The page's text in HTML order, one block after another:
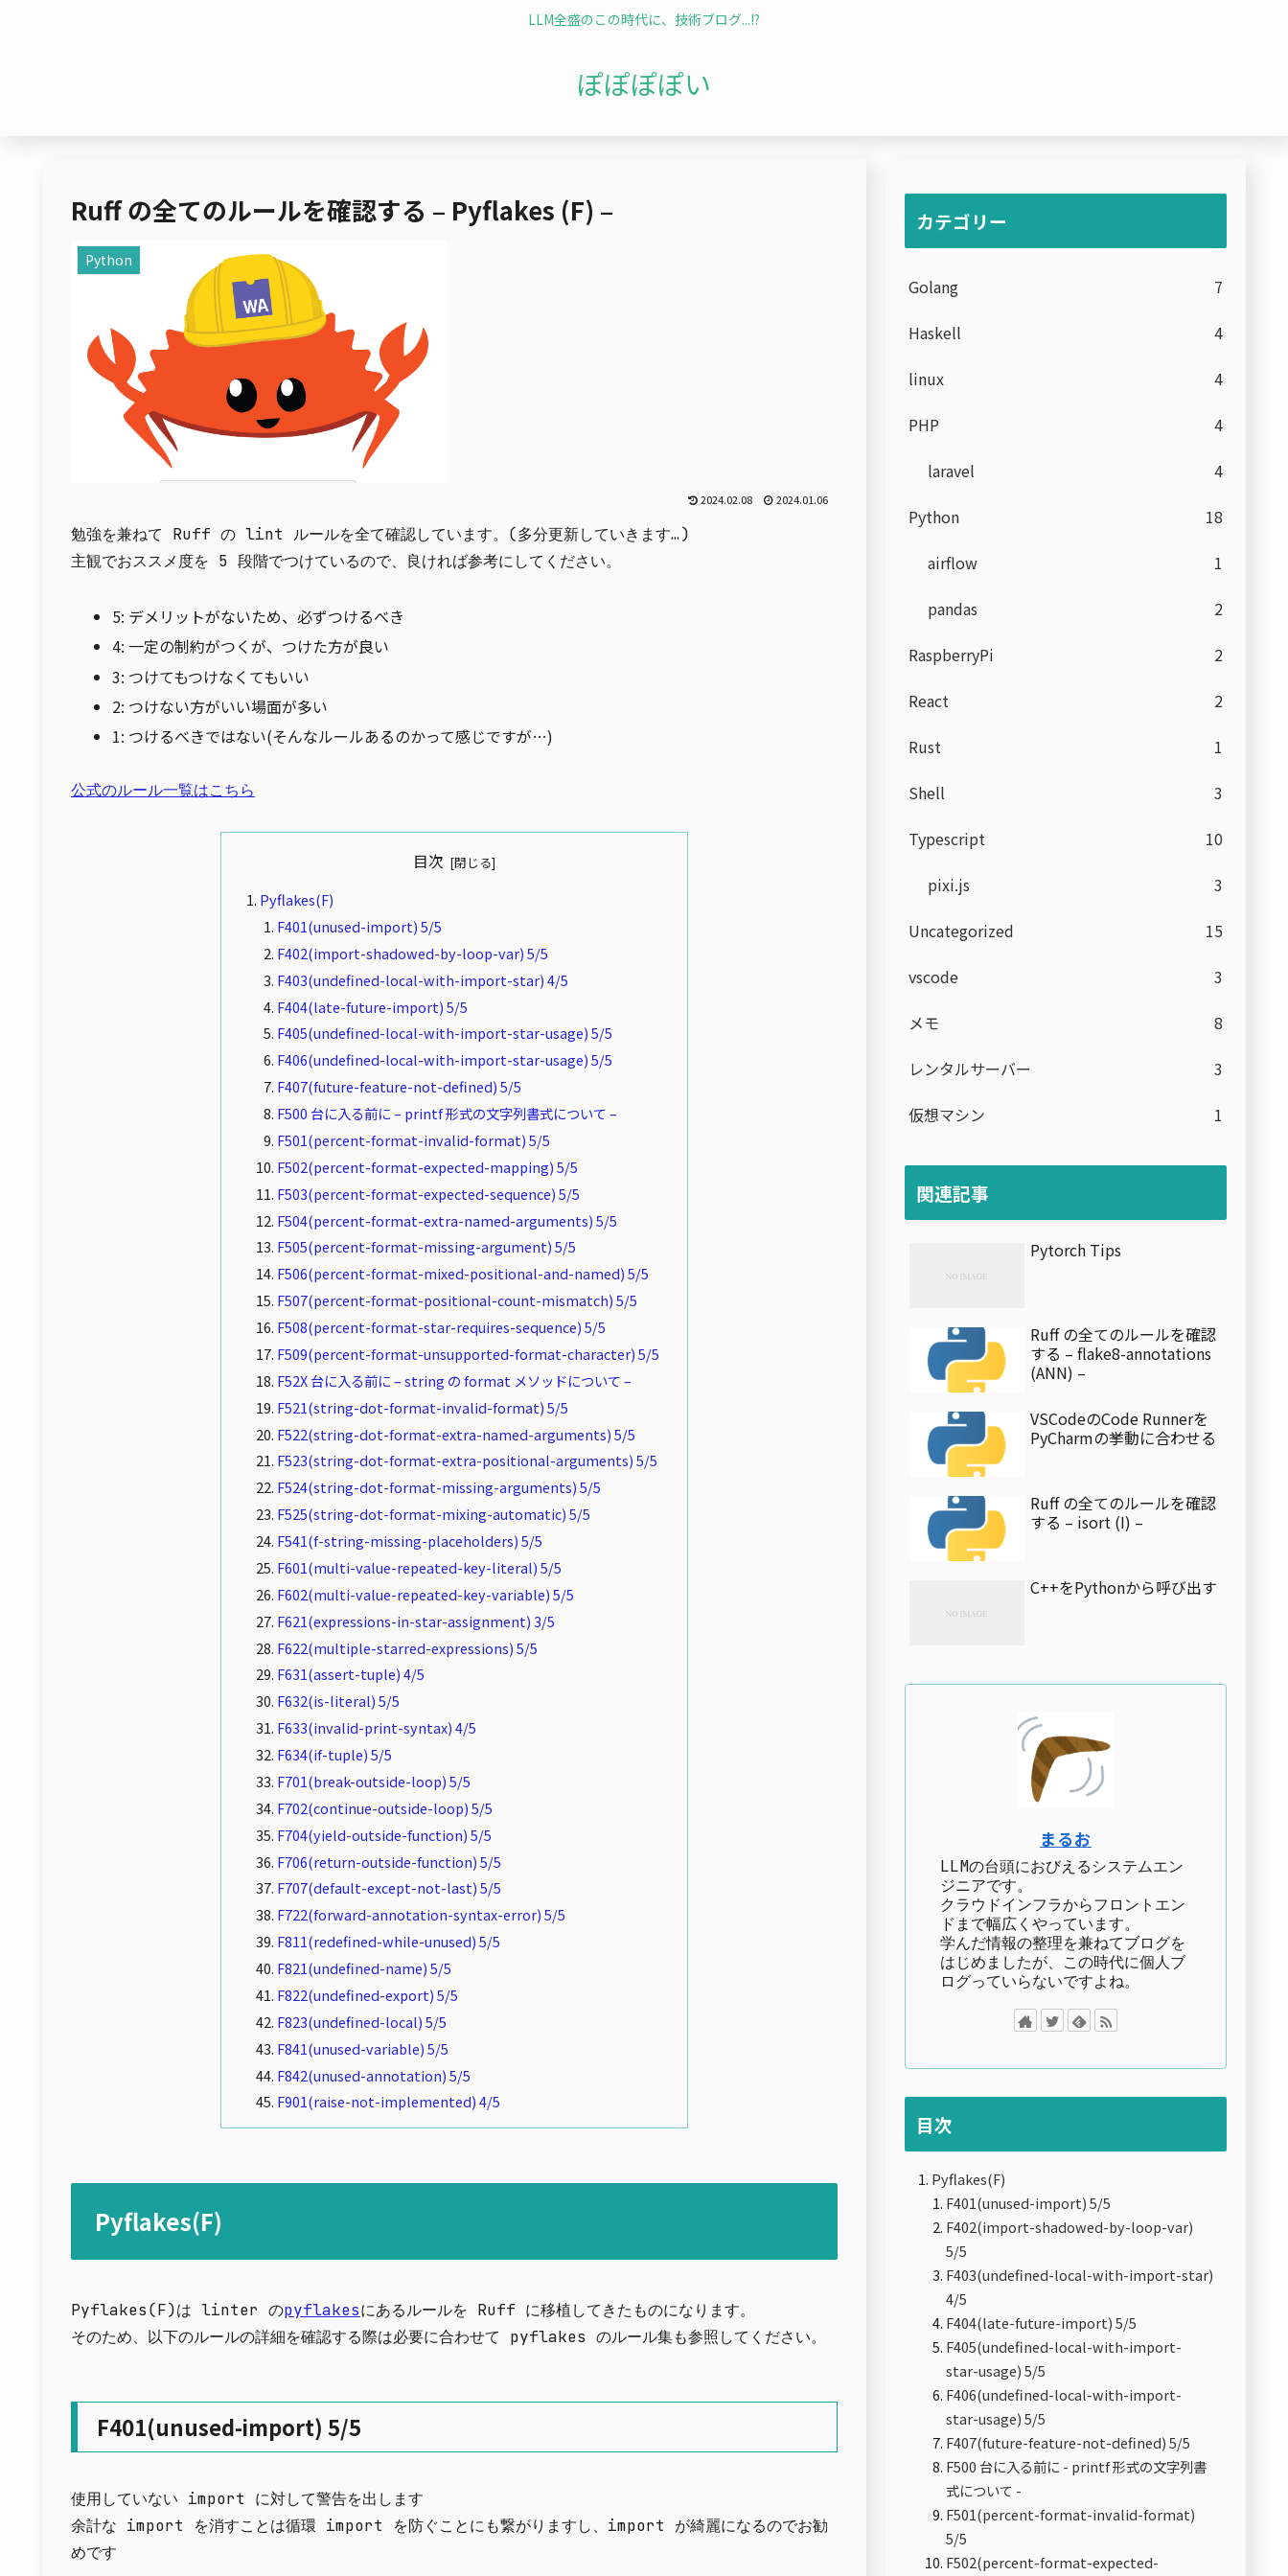
LLM全盛のこの時代に、技術ブログ...!?
ぽぽぽぽい
Ruff の全てのルールを確認する – Pyflakes (F) –
Python
2024.02.08 2024.01.06
勉強を兼ねて Ruff の lint ルールを全て確認しています。(多分更新していきます…)
主観でおススメ度を 5 段階でつけているので、良ければ参考にしてください。
5: デメリットがないため、必ずつけるべき
4: 一定の制約がつくが、つけた方が良い
3: つけてもつけなくてもいい
2: つけない方がいい場面が多い
1: つけるべきではない(そんなルールあるのかって感じですが…)
公式のルール一覧はこちら
目次
Pyflakes(F)
F401(unused-import) 5/5
F402(import-shadowed-by-loop-var) 5/5
F403(undefined-local-with-import-star) 4/5
F404(late-future-import) 5/5
F405(undefined-local-with-import-star-usage) 5/5
F406(undefined-local-with-import-star-usage) 5/5
F407(future-feature-not-defined) 5/5
F500 台に入る前に – printf 形式の文字列書式について –
F501(percent-format-invalid-format) 5/5
F502(percent-format-expected-mapping) 5/5
F503(percent-format-expected-sequence) 5/5
F504(percent-format-extra-named-arguments) 5/5
F505(percent-format-missing-argument) 5/5
F506(percent-format-mixed-positional-and-named) 5/5
F507(percent-format-positional-count-mismatch) 5/5
F508(percent-format-star-requires-sequence) 5/5
F509(percent-format-unsupported-format-character) 5/5
F52X 台に入る前に – string の format メソッドについて –
F521(string-dot-format-invalid-format) 5/5
F522(string-dot-format-extra-named-arguments) 5/5
F523(string-dot-format-extra-positional-arguments) 5/5
F524(string-dot-format-missing-arguments) 5/5
F525(string-dot-format-mixing-automatic) 5/5
F541(f-string-missing-placeholders) 5/5
F601(multi-value-repeated-key-literal) 5/5
F602(multi-value-repeated-key-variable) 5/5
F621(expressions-in-star-assignment) 3/5
F622(multiple-starred-expressions) 5/5
F631(assert-tuple) 4/5
F632(is-literal) 5/5
F633(invalid-print-syntax) 4/5
F634(if-tuple) 5/5
F701(break-outside-loop) 5/5
F702(continue-outside-loop) 5/5
F704(yield-outside-function) 5/5
F706(return-outside-function) 5/5
F707(default-except-not-last) 5/5
F722(forward-annotation-syntax-error) 5/5
F811(redefined-while-unused) 5/5
F821(undefined-name) 5/5
F822(undefined-export) 5/5
F823(undefined-local) 5/5
F841(unused-variable) 5/5
F842(unused-annotation) 5/5
F901(raise-not-implemented) 4/5
Pyflakes(F)
Pyflakes(F)は linter のpyflakesにあるルールを Ruff に移植してきたものになります。
そのため、以下のルールの詳細を確認する際は必要に合わせて pyflakes のルール集も参照してください。
F401(unused-import) 5/5
使用していない import に対して警告を出します
余計な import を消すことは循環 import を防ぐことにも繋がりますし、import が綺麗になるのでお勧
めです
カテゴリー
Golang
7
Haskell
4
linux
4
PHP
4
laravel
4
Python
18
airflow
1
pandas
2
RaspberryPi
2
React
2
Rust
1
Shell
3
Typescript
10
pixi.js
3
Uncategorized
15
vscode
3
メモ
8
レンタルサーバー
3
仮想マシン
1
関連記事
Pytorch Tips
Ruff の全てのルールを確認
する – flake8-annotations
(ANN) –
VSCodeのCode Runnerを
PyCharmの挙動に合わせる
Ruff の全てのルールを確認
する – isort (I) –
C++をPythonから呼び出す
まるお
LLMの台頭におびえるシステムエン
ジニアです。
クラウドインフラからフロントエン
ドまで幅広くやっています。
学んだ情報の整理を兼ねてブログを
はじめましたが、この時代に個人ブ
ログっていらないですよね。
目次
Pyflakes(F)
F401(unused-import) 5/5
F402(import-shadowed-by-loop-var)
5/5
F403(undefined-local-with-import-star)
4/5
F404(late-future-import) 5/5
F405(undefined-local-with-import-
star-usage) 5/5
F406(undefined-local-with-import-
star-usage) 5/5
F407(future-feature-not-defined) 5/5
F500 台に入る前に - printf 形式の文字列書
式について -
F501(percent-format-invalid-format)
5/5
F502(percent-format-expected-